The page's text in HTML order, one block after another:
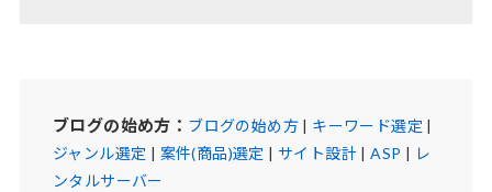
ブログの始め方： ブログの始め方| キーワード選定 |
ジャンル選定 | 案件(商品)選定 | サイト設計|ASP | レ
ンタルサーバー